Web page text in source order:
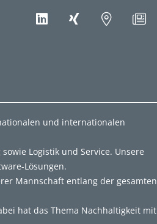
und internationalen
Logistik und Service. Unsere
Lösungen.
Mannschaft entlang der gesamten
hat das Thema Nachhaltigkeit mit